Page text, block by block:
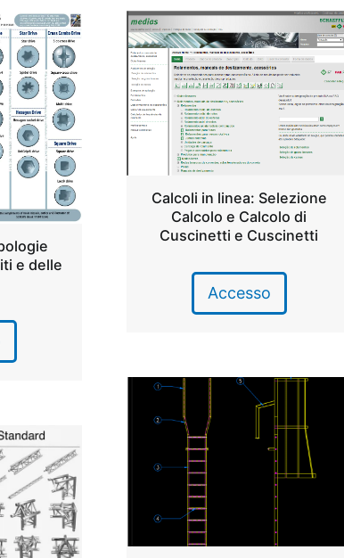
e delle
Calcoli in linea: Selezione
Calcolo e Calcolo di
Cuscinetti e Cuscinetti
Accesso